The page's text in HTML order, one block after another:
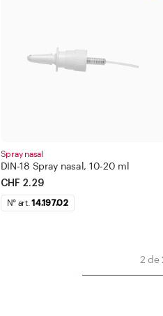
Spray nasal
DIN-18 Spray nasal, 10-20 ml
CHF 2.29
N° art.14.197.02
2de